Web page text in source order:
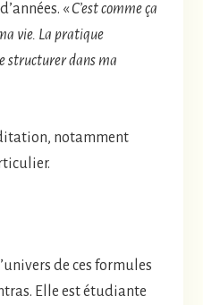
«C’est comme ça
vie. La pratique
structurer dans ma
notamment
de ces formules
Elle est étudiante